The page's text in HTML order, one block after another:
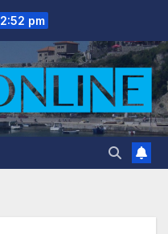
2:52 pm